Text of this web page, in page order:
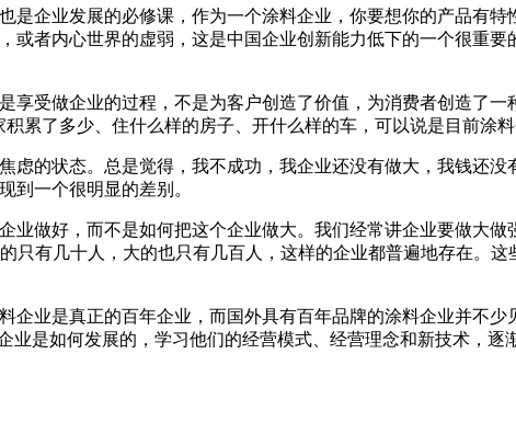
企业发展的必修课，作为一个涂料企业，你要想你的产品有
或者内心世界的虚弱，这是中国企业创新能力低下的一个很重
享受做企业的过程，不是为客户创造了价值，为消费者创造了
累了多少、住什么样的房子、开什么样的车，可以说是目前涂
虑的状态。总是觉得，我不成功，我企业还没有做大，我钱还
到一个很明显的差别。
做好，而不是如何把这个企业做大。我们经常讲企业要做大做
只有几十人，大的也只有几百人，这样的企业都普遍地存在。
企业是真正的百年企业，而国外具有百年品牌的涂料企业并不
业是如何发展的，学习他们的经营模式、经营理念和新技术，